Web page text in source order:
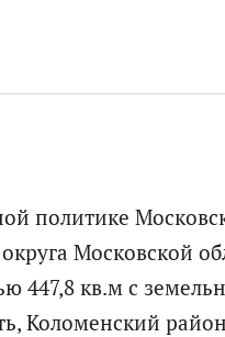
политике
Московской
447,8 кв.м с
Коломенский